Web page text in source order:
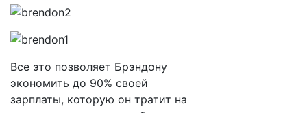
Все это позволяет Брэндону
экономить до 90% своей
зарплаты, которую он тратит на